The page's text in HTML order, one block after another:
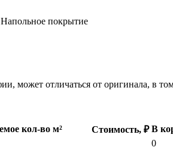
покрытие
может отличаться от оригинала, в
кол-во м² Стоимость, ₽ В
0